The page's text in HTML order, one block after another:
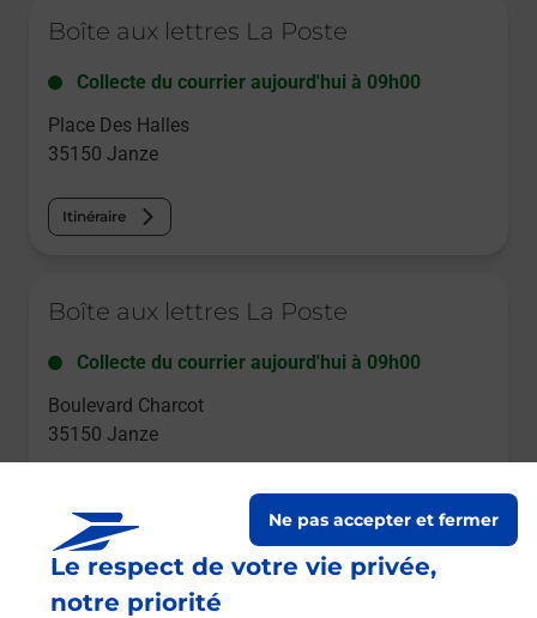
Le respect de votre vie privée,
notre priorité
Ne pas accepter et fermer
Boîte aux lettres La Poste
Collecte du courrier aujourd'hui à 09h00
Place Des Halles
35150 Janze
Itinéraire
Boîte aux lettres La Poste
Collecte du courrier aujourd'hui à 09h00
Boulevard Charcot
35150 Janze
Boîte aux lettres La Poste
Le lien s'ouvre dans un nouvel onglet